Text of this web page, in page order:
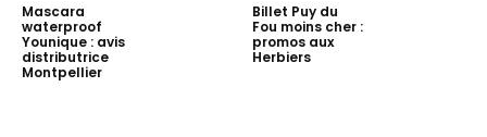
Mascara
waterproof
Younique : avis
distributrice
Montpellier
Billet Puy du
Fou moins cher :
promos aux
Herbiers